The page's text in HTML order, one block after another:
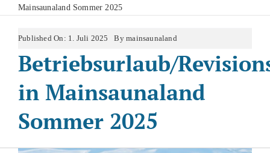
Info
Warenkorb
SUCHE
NACH:
Mainsaunaland Sommer 2025
Published On: 1. Juli 2025 Bymainsaunaland
Betriebsurlaub/
in Mainsaunaland
Sommer 2025